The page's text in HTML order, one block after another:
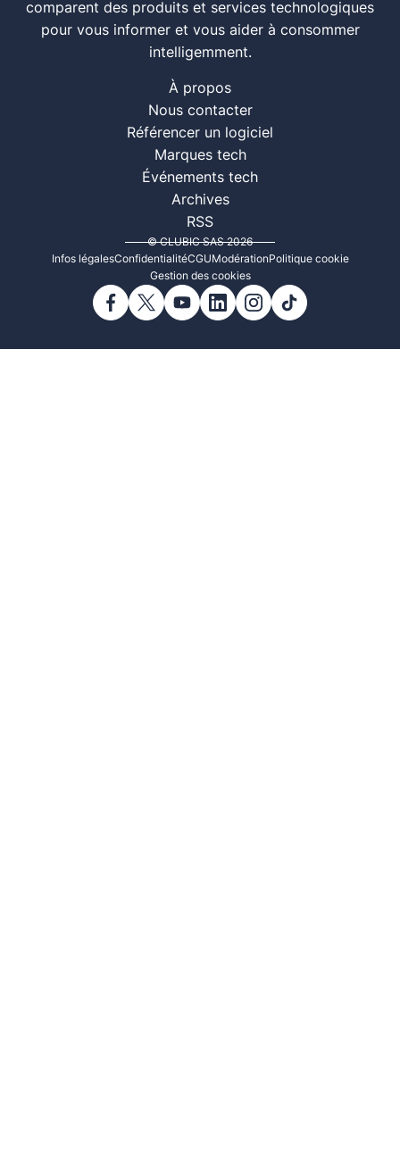
comparent des produits et services technologiques
pour vous informer et vous aider à consommer
intelligemment.
À propos
Nous contacter
Référencer un logiciel
Marques tech
Événements tech
Archives
RSS
© CLUBIC SAS 2026
Infos légalesConfidentialitéCGUModérationPolitique cookie
Gestion des cookies